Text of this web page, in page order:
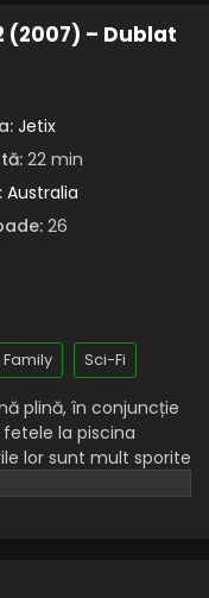
(2007) – Dublat
Jetix
22 min
Australia
26
Family Sci-Fi
plină, în conjuncție
la piscina
lor sunt mult sporite
sosirii unei fete
o relație amoroasă